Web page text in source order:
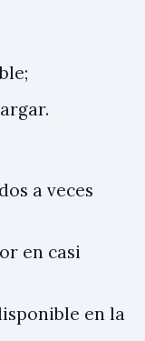
a veces
en casi
en la